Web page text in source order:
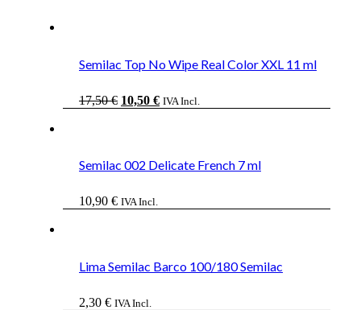
Semilac Top No Wipe Real Color XXL 11 ml
17,50€ El
10,50 €ElIVA Incl.
Semilac 002 Delicate French 7 ml
10,90 € IVA Incl.
Lima Semilac Barco 100/180 Semilac
2,30 € IVA Incl.